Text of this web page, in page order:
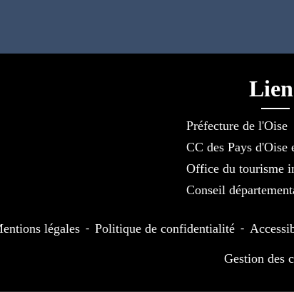
Préfecture de l'Oise
CC des Pays d'Oise
Office du tourisme
Conseil
légales - Politique de confidentialité -
Gestion des